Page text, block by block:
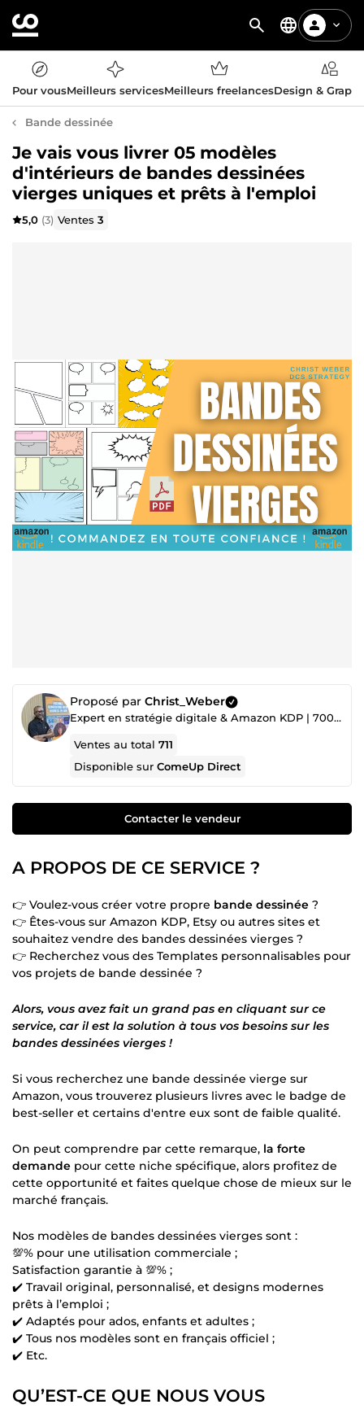
Pour vousMeilleurs servicesMeilleurs freelancesDesign &
Bande dessinée
Je vais vous livrer 05 modèles
d'intérieurs de bandes dessinées
vierges uniques et prêts à l'emploi
5,0 (3) Ventes3
Proposé par Christ_Weber
Expert en stratégie digitale & Amazon KDP | 700+ projets réalisés ✅
Ventes au total711
Disponible surComeUp Direct
Contacter le vendeur
A PROPOS DE CE SERVICE ?
👉 Voulez-vous créer votre propre bande dessinée ?
👉 Êtes-vous sur Amazon KDP, Etsy ou autres sites et
souhaitez vendre des bandes dessinées vierges ?
👉 Recherchez vous des Templates personnalisables pour
vos projets de bande dessinée ?
Alors, vous avez fait un grand pas en cliquant sur ce
service, car il est la solution à tous vos besoins sur les
bandes dessinées vierges !
Si vous recherchez une bande dessinée vierge sur
Amazon, vous trouverez plusieurs livres avec le badge de
best-seller et certains d'entre eux sont de faible qualité.
On peut comprendre par cette remarque, la forte
demande pour cette niche spécifique, alors profitez de
cette opportunité et faites quelque chose de mieux sur le
marché français.
Nos modèles de bandes dessinées vierges sont :
💯% pour une utilisation commerciale ;
Satisfaction garantie à 💯% ;
✔️ Travail original, personnalisé, et designs modernes
prêts à l’emploi ;
✔️ Adaptés pour ados, enfants et adultes ;
✔️ Tous nos modèles sont en français officiel ;
✔️ Etc.
QU’EST-CE QUE NOUS VOUS